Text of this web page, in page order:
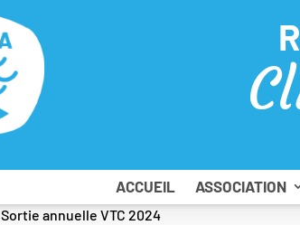
ACCUEIL ASSOCIATION
Sortie annuelle VTC 2024